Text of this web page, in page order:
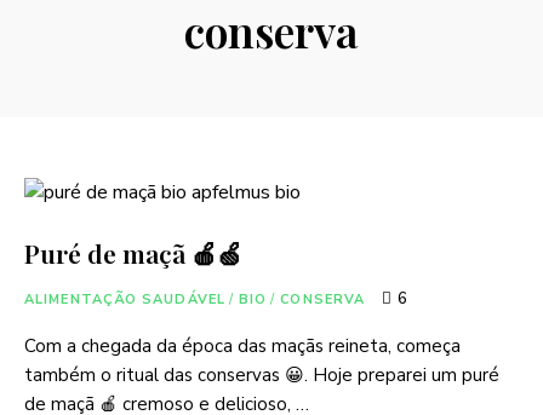
conserva
Puré de maçã 🍎🍏
ALIMENTAÇÃO SAUDÁVEL / BIO / CONSERVA 6
Com a chegada da época das maçãs reineta, começa
também o ritual das conservas 😀. Hoje preparei um puré
de maçã 🍎 cremoso e delicioso, …